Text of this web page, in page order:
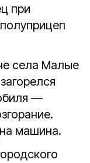
при
села Малые
—
машина.